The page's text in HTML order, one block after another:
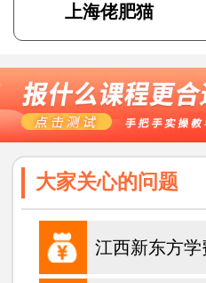
上海佬肥猫
大家关心的问题
江西新东方学